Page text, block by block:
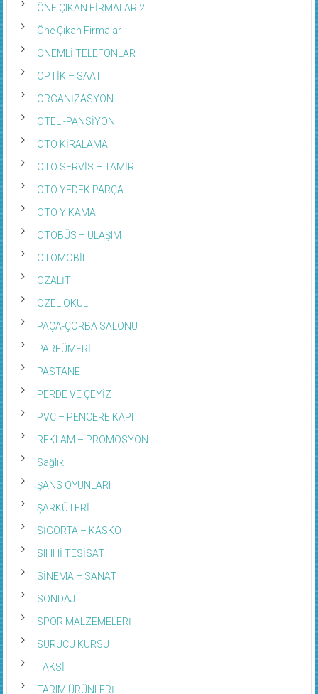
ÖNE ÇIKAN FİRMALAR 2
Öne Çıkan Firmalar
ÖNEMLİ TELEFONLAR
OPTİK – SAAT
ORGANİZASYON
OTEL -PANSİYON
OTO KİRALAMA
OTO SERVİS – TAMİR
OTO YEDEK PARÇA
OTO YIKAMA
OTOBÜS – ULAŞIM
OTOMOBİL
OZALİT
ÖZEL OKUL
PAÇA-ÇORBA SALONU
PARFÜMERİ
PASTANE
PERDE VE ÇEYİZ
PVC – PENCERE KAPI
REKLAM – PROMOSYON
Sağlık
ŞANS OYUNLARI
ŞARKÜTERİ
SİGORTA – KASKO
SIHHİ TESİSAT
SİNEMA – SANAT
SONDAJ
SPOR MALZEMELERİ
SÜRÜCÜ KURSU
TAKSİ
TARIM ÜRÜNLERİ